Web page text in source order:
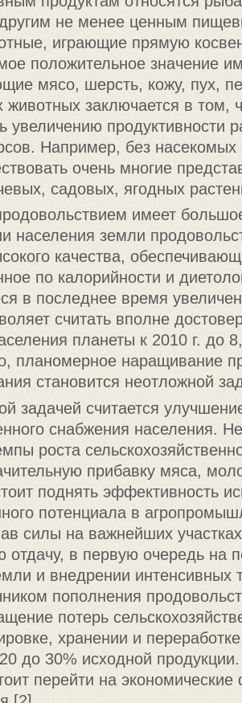
не менее ценным
играющие прямую
положительное значение
мясо, шерсть, кожу, пух,
животных заключается в том,
увеличению продуктивности
Например, без насекомых
очень многие
садовых, ягодных
имеет
населения земли
качества,
по калорийности и
в последнее время
считать вполне
планеты к 2010 г. до
планомерное наращивание
становится неотложной
задачей считается
снабжения населения.
роста
прибавку мяса,
поднять эффективность
потенциала в
силы на важнейших
отдачу, в первую очередь на
и внедрении интенсивных
пополнения
потерь
хранении и
до 30% исходной
перейти на